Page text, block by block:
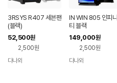
3RSYS R407 세븐팬
(블랙)
52,500원
2,500원
다나와
IN WIN 805 인피니
티 블랙
149,000원
2,500원
다나와